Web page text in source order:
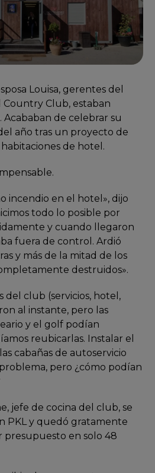
Louisa, gerentes del
Club, estaban
. Acababan de celebrar su
año tras un proyecto de
de hotel.
incendio en el hotel», dijo
todo lo posible por
y cuando llegaron
fuera de control. Ardió
y más de la mitad de los
destruidos».
del club (servicios, hotel,
al instante, pero las
y el golf podían
reubicarlas. Instalar el
cabañas de autoservicio
pero ¿cómo podían
jefe de cocina del club, se
PKL y quedó gratamente
presupuesto en solo 48